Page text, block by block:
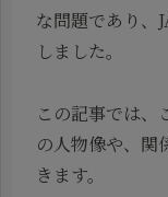
な問題であり、
しました。
この記事では、
の人物像や、関
きます。